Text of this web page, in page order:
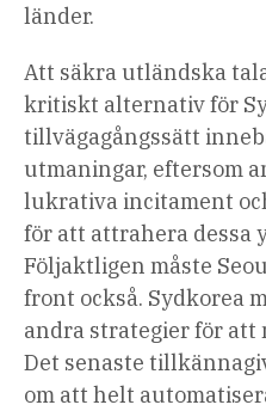
länder.
Att säkra utländska
kritiskt alternativ för
tillvägagångssätt
utmaningar, eftersom
lukrativa incitament
för att attrahera dessa
Följaktligen måste
front också. Sydkorea
andra strategier för att
Det senaste
om att helt